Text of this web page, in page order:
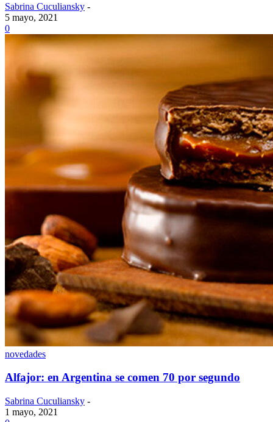
Sabrina Cuculiansky -
5 mayo, 2021
0
novedades
Alfajor: en Argentina se comen 70 por segundo
Sabrina Cuculiansky -
1 mayo, 2021